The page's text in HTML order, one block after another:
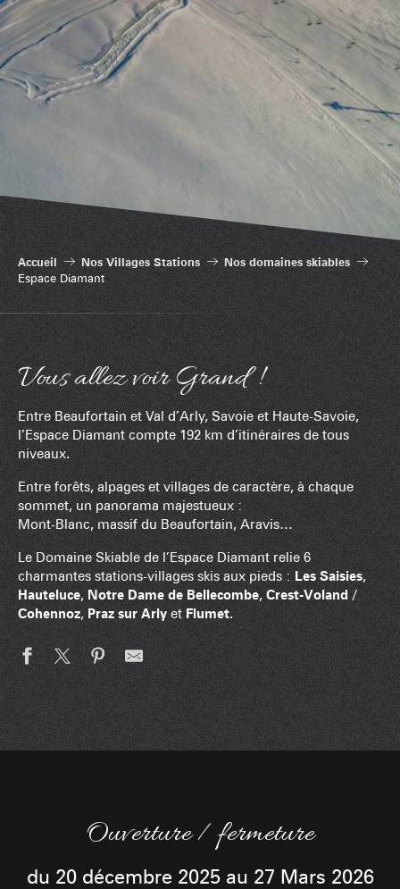
Accueil Nos Villages Stations
Nos domaines skiables
Espace Diamant
Vous allez voir Grand !
Entre Beaufortain et Val d’Arly, Savoie et Haute-Savoie,
l’Espace Diamant compte 192 km d’itinéraires de tous
niveaux.
Entre forêts, alpages et villages de caractère, à chaque
sommet, un panorama majestueux :
Mont-Blanc, massif du Beaufortain, Aravis…
Le Domaine Skiable de l’Espace Diamant relie 6
charmantes stations-villages skis aux pieds : Les Saisies,
Hauteluce, Notre Dame de Bellecombe, Crest-Voland /
Cohennoz, Praz sur Arly et Flumet.
Ouverture / fermeture
du 20 décembre 2025 au 27 Mars 2026